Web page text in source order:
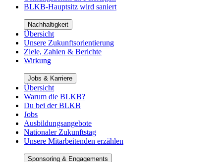
BLKB-Hauptsitz wird saniert
Nachhaltigkeit
Übersicht
Unsere Zukunftsorientierung
Ziele, Zahlen & Berichte
Wirkung
Jobs & Karriere
Übersicht
Warum die BLKB?
Du bei der BLKB
Jobs
Ausbildungsangebote
Nationaler Zukunftstag
Unsere Mitarbeitenden erzählen
Sponsoring & Engagements